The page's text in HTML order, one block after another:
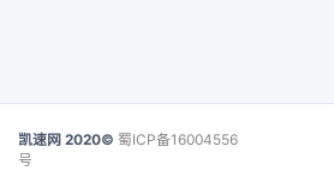
凯速网 2020© 蜀ICP备16004556
号